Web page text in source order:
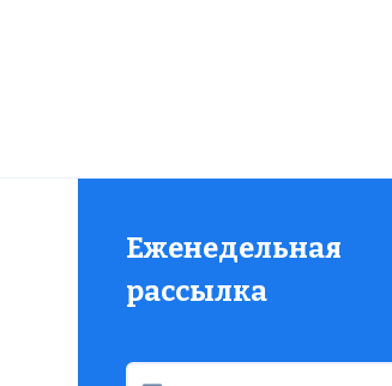
Еженедельная
рассылка